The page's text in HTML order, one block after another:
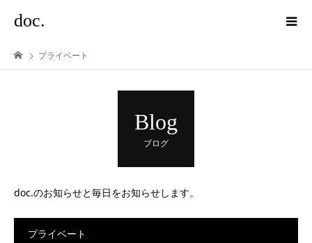
doc.
プライベート
Blog
ブログ
doc.のお知らせと毎日をお知らせします。
プライベート